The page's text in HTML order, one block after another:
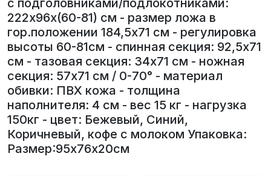
с подголовниками/подлокотниками:
222х96х(60-81) см - размер ложа в
гор.положении 184,5х71 см - регулировка
высоты 60-81см - спинная секция: 92,5х71
см - тазовая секция: 34х71 см - ножная
секция: 57х71 см / 0-70° - материал
обивки: ПВХ кожа - толщина
наполнителя: 4 см - вес 15 кг - нагрузка
150кг - цвет: Бежевый, Синий,
Коричневый, кофе с молоком Упаковка:
Размер:95х76х20см